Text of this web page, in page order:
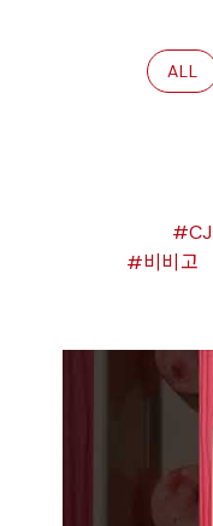
ALL
CJ
비비고